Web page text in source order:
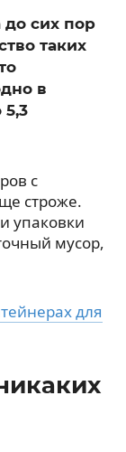
до сих пор
таких
в
5,3
с
строже.
упаковки
мусор,
для